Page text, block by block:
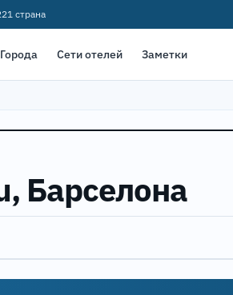
страна
Города Сети отелей Заметки
Барселона